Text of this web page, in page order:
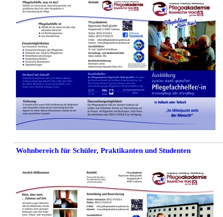
Wohnbereich für Schüler, Praktikanten und Studenten